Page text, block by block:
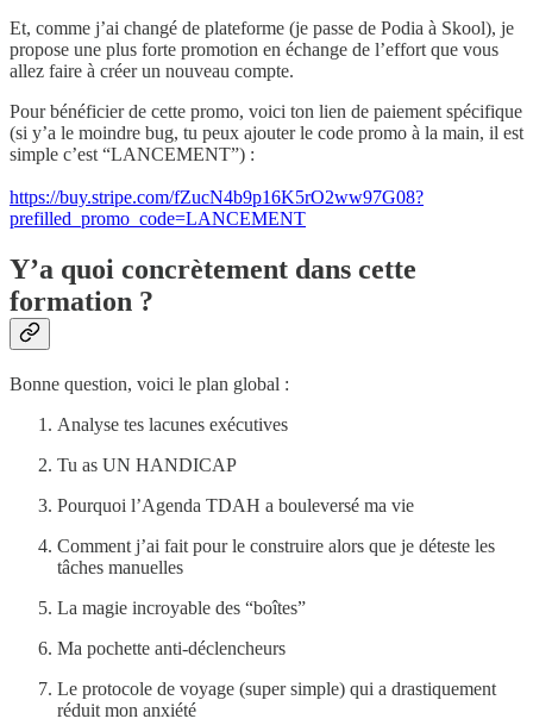
Et, comme j’ai changé de plateforme (je passe de Podia à Skool), je
propose une plus forte promotion en échange de l’effort que vous
allez faire à créer un nouveau compte.
Pour bénéficier de cette promo, voici ton lien de paiement spécifique
(si y’a le moindre bug, tu peux ajouter le code promo à la main, il est
simple c’est “LANCEMENT”) :
https://buy.stripe.com/fZucN4b9p16K5rO2ww97G08?
prefilled_promo_code=LANCEMENT
Y’a quoi concrètement dans cette
formation ?
Bonne question, voici le plan global :
Analyse tes lacunes exécutives
Tu as UN HANDICAP
Pourquoi l’Agenda TDAH a bouleversé ma vie
Comment j’ai fait pour le construire alors que je déteste les
tâches manuelles
La magie incroyable des “boîtes”
Ma pochette anti-déclencheurs
Le protocole de voyage (super simple) qui a drastiquement
réduit mon anxiété